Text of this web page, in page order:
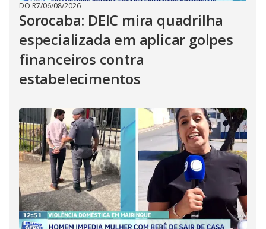
DO R7/06/08/2026
Sorocaba: DEIC mira quadrilha
especializada em aplicar golpes
financeiros contra
estabelecimentos